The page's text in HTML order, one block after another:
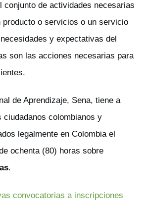
conjunto de actividades necesarias
producto o servicios o un servicio
y expectativas del
son las acciones necesarias para
de Aprendizaje, Sena, tiene a
ciudadanos colombianos y
legalmente en Colombia el
ochenta (80) horas sobre
.
convocatorias a inscripciones